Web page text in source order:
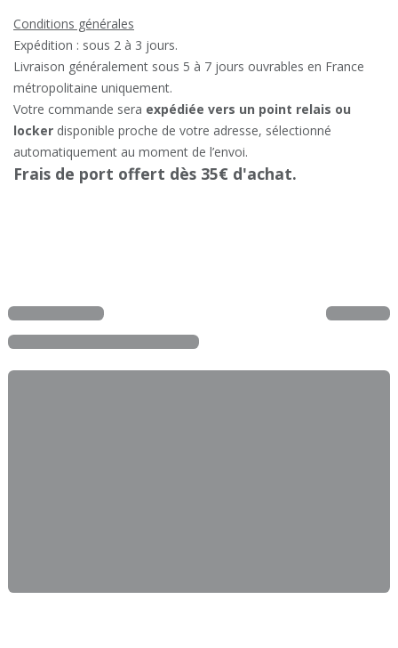
Conditions générales
Expédition : sous 2 à 3 jours.
Livraison généralement sous 5 à 7 jours ouvrables en France
métropolitaine uniquement.
Votre commande sera expédiée vers un point relais ou
locker disponible proche de votre adresse, sélectionné
automatiquement au moment de l’envoi.
Frais de port offert dès 35€ d'achat.